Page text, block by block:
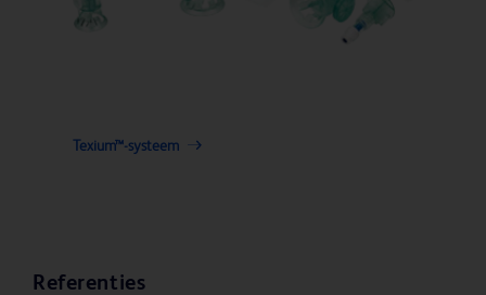
Texium™-systeem
Referenties